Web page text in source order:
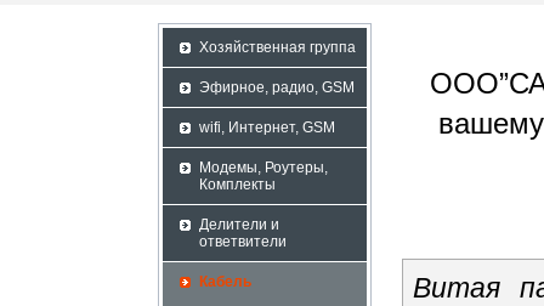
Витая
Хозяйственная группа
Эфирное, радио, GSM
wifi, Интернет, GSM
Модемы, Роутеры,
Комплекты
Делители и
ответвители
Кабель